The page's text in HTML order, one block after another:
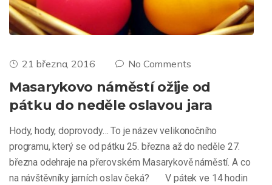
21 března, 2016 No Comments
Masarykovo náměstí ožije od
pátku do neděle oslavou jara
Hody, hody, doprovody… To je název velikonočního
programu, který se od pátku 25. března až do neděle 27.
března odehraje na přerovském Masarykově náměstí. A co
na návštěvníky jarních oslav čeká? V pátek ve 14 hodin